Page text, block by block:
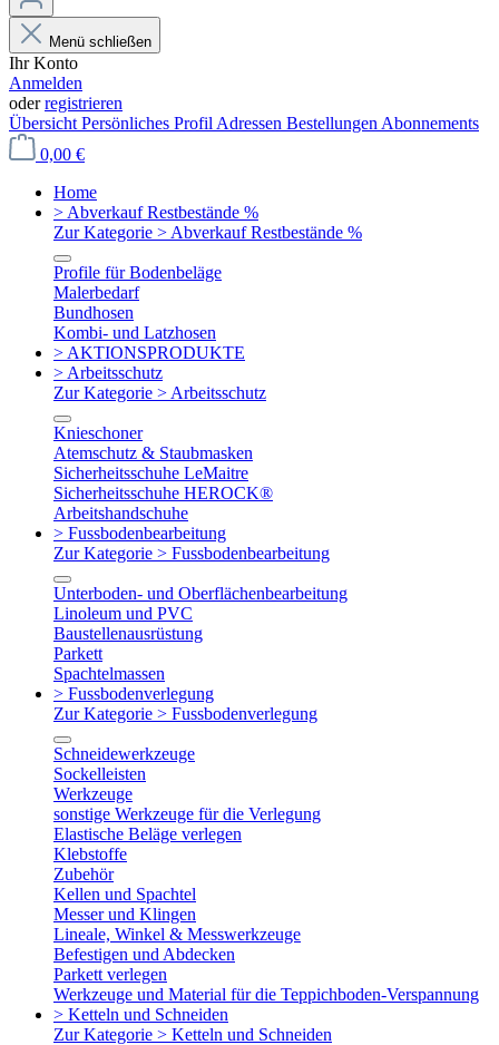
Menü schließen
Ihr Konto
Anmelden
oderregistrieren
Übersicht Persönliches Profil Adressen Bestellungen Abonnements
0,00 €
Home
> Abverkauf Restbestände %
Zur Kategorie > Abverkauf Restbestände %
Profile für Bodenbeläge
Malerbedarf
Bundhosen
Kombi- und Latzhosen
> AKTIONSPRODUKTE
> Arbeitsschutz
Zur Kategorie > Arbeitsschutz
Knieschoner
Atemschutz & Staubmasken
Sicherheitsschuhe LeMaitre
Sicherheitsschuhe HEROCK®
Arbeitshandschuhe
> Fussbodenbearbeitung
Zur Kategorie > Fussbodenbearbeitung
Unterboden- und Oberflächenbearbeitung
Linoleum und PVC
Baustellenausrüstung
Parkett
Spachtelmassen
> Fussbodenverlegung
Zur Kategorie > Fussbodenverlegung
Schneidewerkzeuge
Sockelleisten
Werkzeuge
sonstige Werkzeuge für die Verlegung
Elastische Beläge verlegen
Klebstoffe
Zubehör
Kellen und Spachtel
Messer und Klingen
Lineale, Winkel & Messwerkzeuge
Befestigen und Abdecken
Parkett verlegen
Werkzeuge und Material für die Teppichboden-Verspannung
> Ketteln und Schneiden
Zur Kategorie > Ketteln und Schneiden